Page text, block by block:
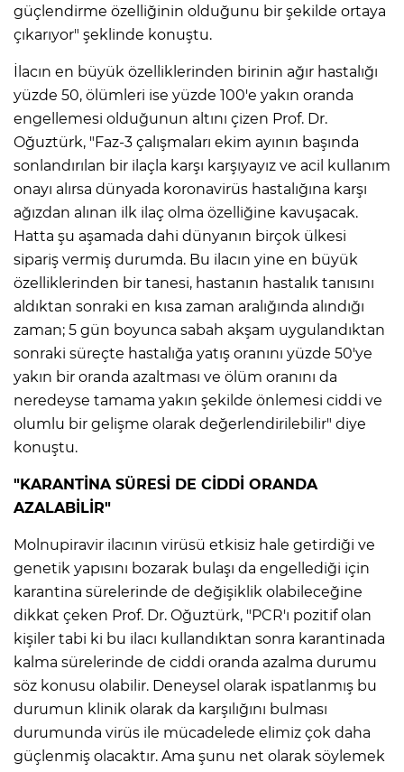
güçlendirme özelliğinin olduğunu bir şekilde ortaya
çıkarıyor" şeklinde konuştu.
İlacın en büyük özelliklerinden birinin ağır hastalığı
yüzde 50, ölümleri ise yüzde 100'e yakın oranda
engellemesi olduğunun altını çizen Prof. Dr.
Oğuztürk, "Faz-3 çalışmaları ekim ayının başında
sonlandırılan bir ilaçla karşı karşıyayız ve acil kullanım
onayı alırsa dünyada koronavirüs hastalığına karşı
ağızdan alınan ilk ilaç olma özelliğine kavuşacak.
Hatta şu aşamada dahi dünyanın birçok ülkesi
sipariş vermiş durumda. Bu ilacın yine en büyük
özelliklerinden bir tanesi, hastanın hastalık tanısını
aldıktan sonraki en kısa zaman aralığında alındığı
zaman; 5 gün boyunca sabah akşam uygulandıktan
sonraki süreçte hastalığa yatış oranını yüzde 50'ye
yakın bir oranda azaltması ve ölüm oranını da
neredeyse tamama yakın şekilde önlemesi ciddi ve
olumlu bir gelişme olarak değerlendirilebilir" diye
konuştu.
"KARANTİNA SÜRESİ DE CİDDİ ORANDA
AZALABİLİR"
Molnupiravir ilacının virüsü etkisiz hale getirdiği ve
genetik yapısını bozarak bulaşı da engellediği için
karantina sürelerinde de değişiklik olabileceğine
dikkat çeken Prof. Dr. Oğuztürk, "PCR'ı pozitif olan
kişiler tabi ki bu ilacı kullandıktan sonra karantinada
kalma sürelerinde de ciddi oranda azalma durumu
söz konusu olabilir. Deneysel olarak ispatlanmış bu
durumun klinik olarak da karşılığını bulması
durumunda virüs ile mücadelede elimiz çok daha
güçlenmiş olacaktır. Ama şunu net olarak söylemek